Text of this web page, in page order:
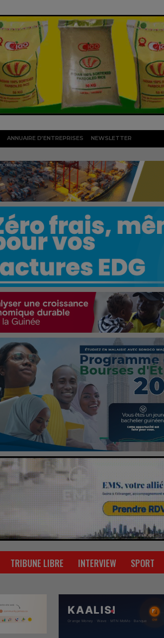
ANNUAIRE D’ENTREPRISES NEWSLETTER
TRIBUNE LIBRE INTERVIEW SPORT